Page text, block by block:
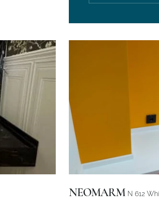
NEOMARM N 612